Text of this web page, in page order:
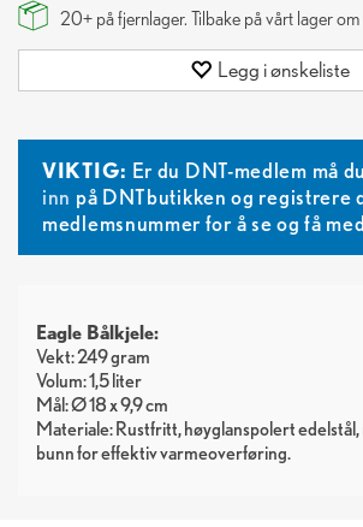
20+ på fjernlager. Tilbake på vårt lager
Legg i ønskeliste
VIKTIG: Er du DNT-medlem må
inn på DNTbutikken og registrere
medlemsnummer for å se og få
Eagle Bålkjele:
Vekt: 249 gram
Volum: 1,5 liter
Mål: Ø 18 x 9,9 cm
Materiale: Rustfritt, høyglanspolert
bunn for effektiv varmeoverføring.